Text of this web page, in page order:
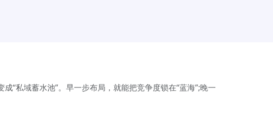
“私域蓄水池”。早一步布局，就能把竞争度锁在“蓝海”;晚一